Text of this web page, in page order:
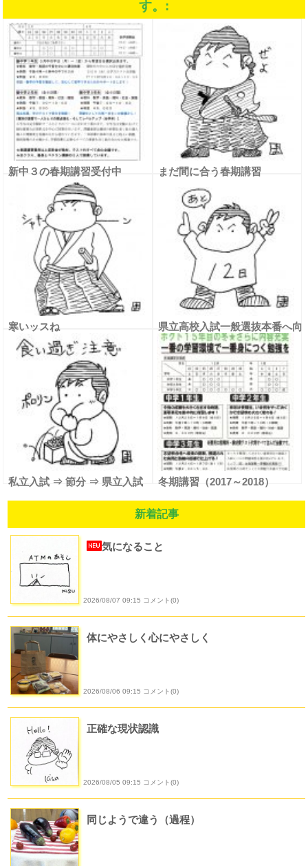
す。:
新中３の春期講習受付中 まだ間に合う春期講習
寒いッスね
県立高校入試一般選抜本番へ向
けて
私立入試 ⇒ 節分 ⇒ 県立入試 冬期講習（2017～2018）
新着記事
気になること
2026/08/07 09:15 コメント(0)
体にやさしく心にやさしく
2026/08/06 09:15 コメント(0)
正確な現状認識
2026/08/05 09:15 コメント(0)
同じようで違う（過程）